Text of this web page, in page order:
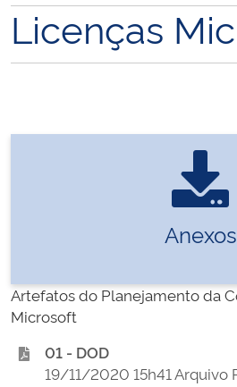
Licenças
Anexos
Artefatos do Planejamento da
Microsoft
01 - DOD
19/11/2020 15h41 Arquivo